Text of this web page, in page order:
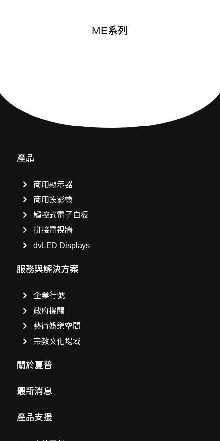
ME系列
產品
商用顯示器
商用投影機
觸控式電子白板
拼接電視牆
dvLED Displays
服務與解決方案
企業行號
政府機關
藝術娛樂空間
宗教文化場域
關於夏普
最新消息
產品支援